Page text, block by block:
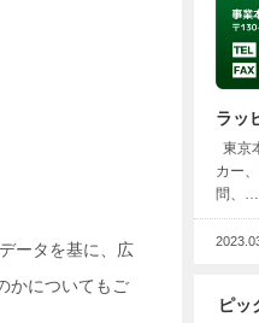
ータを基に、広
かについてもご
ラッ
東京
カー
問、…
ピッ